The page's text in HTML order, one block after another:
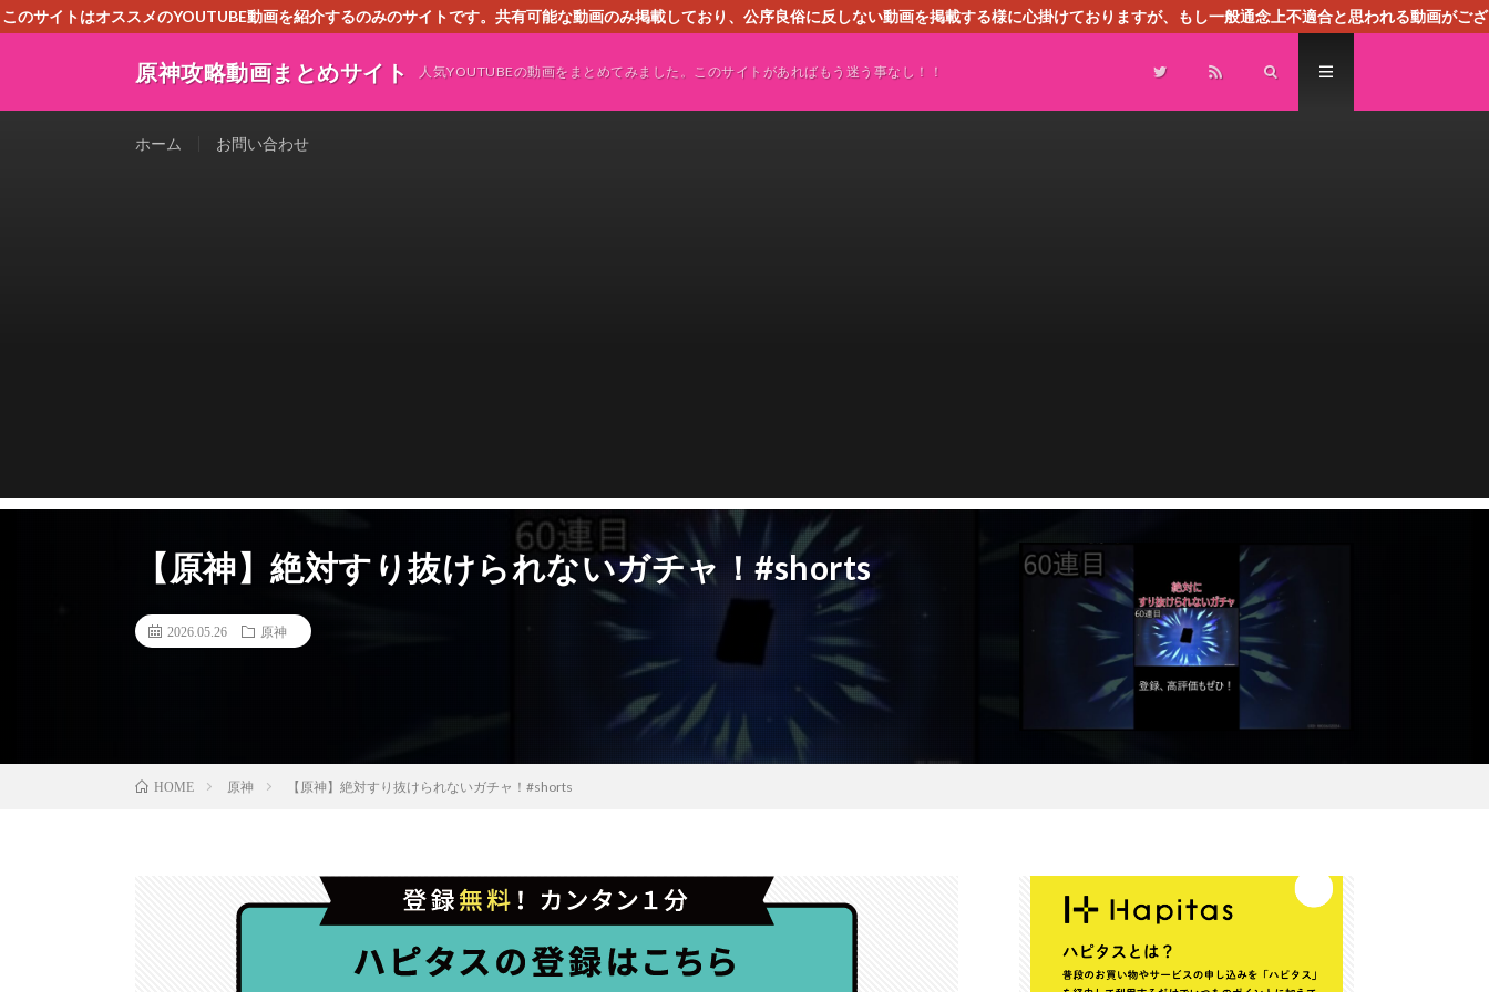
このサイトはオススメのYOUTUBE動画を紹介するのみのサイトです。共有可能な動画のみ掲載しており、公序良俗に反しない動画を掲載する様に心掛けておりますが、もし一般通念上不適合と思われる動画がござ
原神攻略動画まとめサイト 人気YOUTUBEの動画をまとめてみました。このサイトがあればもう迷う事なし！！
ホーム お問い合わせ
【原神】絶対すり抜けられないガチャ！#shorts
2026.05.26 原神
HOME 原神 【原神】絶対すり抜けられないガチャ！#shorts